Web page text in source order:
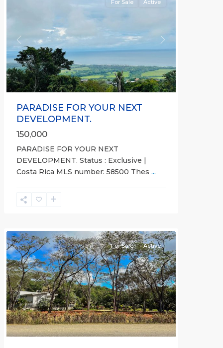
Previous Next
For Sale Active
PARADISE FOR YOUR NEXT
DEVELOPMENT.
150,000
PARADISE FOR YOUR NEXT
DEVELOPMENT. Status : Exclusive |
Costa Rica MLS number: 58500 Thes ...
Non-
Previous Next
For Sale Active